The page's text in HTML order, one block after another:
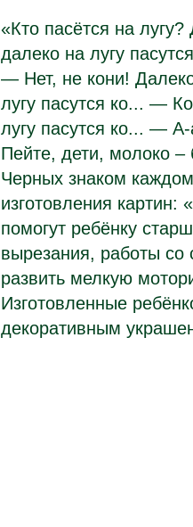
«Кто пасётся на лугу?
далеко на лугу
— Нет, не кони!
лугу пасутся ко... —
лугу пасутся ко... —
Пейте, дети, молоко
Черных знаком
изготовления
помогут ребёнку
вырезания, работы со
развить мелкую
Изготовленные
декоративным